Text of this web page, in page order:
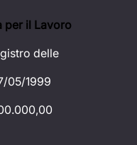
per il Lavoro
delle
05/1999